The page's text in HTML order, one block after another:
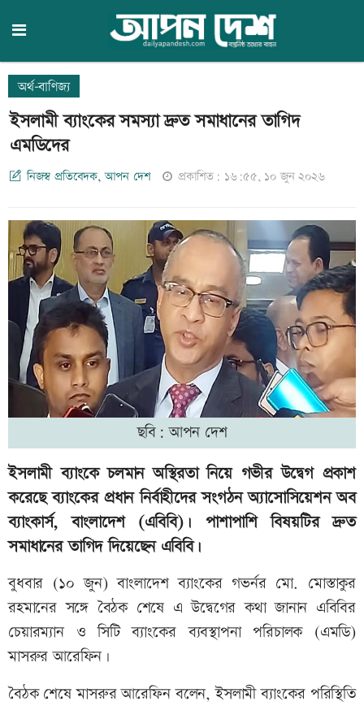
অর্থ-বাণিজ্য
ইসলামী ব্যাংকের সমস্যা দ্রুত সমাধানের তাগিদ
এমডিদের
নিজস্ব প্রতিবেদক, আপন দেশ প্রকাশিত: ১৬:৫৫, ১০ জুন ২০২৬
ছবি: আপন দেশ
ইসলামী ব্যাংকে চলমান অস্থিরতা নিয়ে গভীর উদ্বেগ প্রকাশ
করেছে ব্যাংকের প্রধান নির্বাহীদের সংগঠন অ্যাসোসিয়েশন অব
ব্যাংকার্স, বাংলাদেশ (এবিবি)। পাশাপাশি বিষয়টির দ্রুত
সমাধানের তাগিদ দিয়েছেন এবিবি।
বুধবার (১০ জুন) বাংলাদেশ ব্যাংকের গভর্নর মো. মোস্তাকুর
রহমানের সঙ্গে বৈঠক শেষে এ উদ্বেগের কথা জানান এবিবির
চেয়ারম্যান ও সিটি ব্যাংকের ব্যবস্থাপনা পরিচালক (এমডি)
মাসরুর আরেফিন।
বৈঠক শেষে মাসরুর আরেফিন বলেন, ইসলামী ব্যাংকের পরিস্থিতি